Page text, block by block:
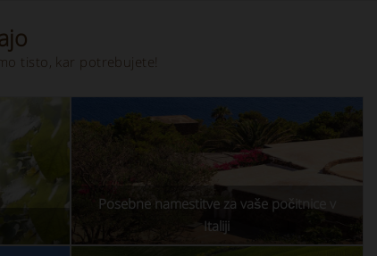
tisto, kar potrebujete!
Posebne namestitve za vaše počitnice v
Italiji